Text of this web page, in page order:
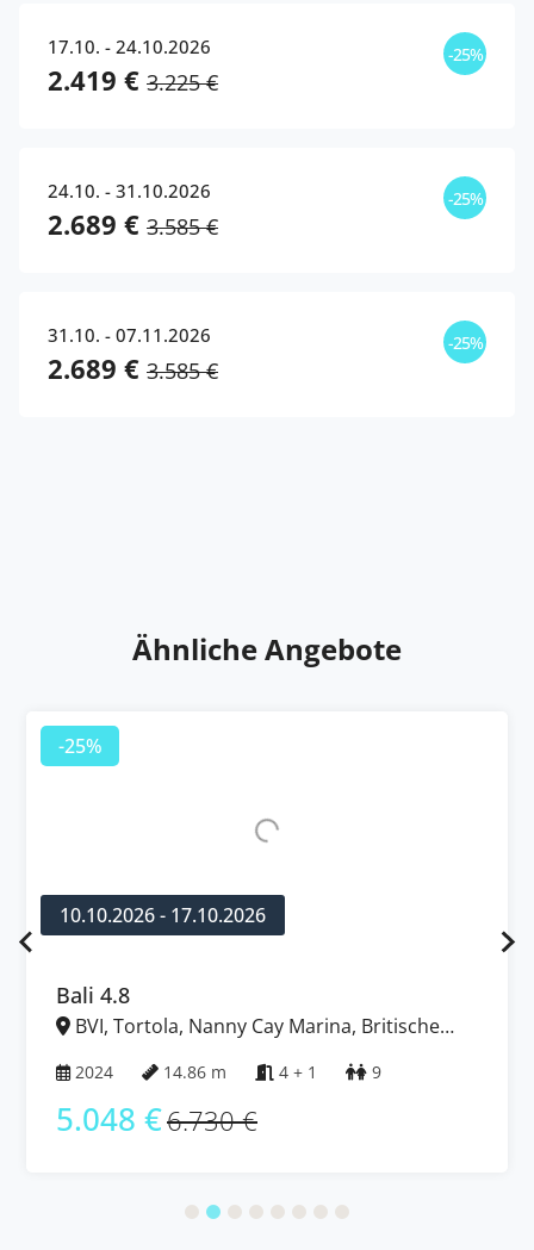
17.10. - 24.10.2026 -25%
2.419 € 3.225 €
24.10. - 31.10.2026 -25%
2.689 € 3.585 €
31.10. - 07.11.2026 -25%
2.689 € 3.585 €
Ähnliche Angebote
-25%
10.10.2026 - 17.10.2026
Bali 4.8
BVI, Tortola, Nanny Cay Marina, Britische
2024 14.86 m 4 + 1 9
5.048 €6.730 €